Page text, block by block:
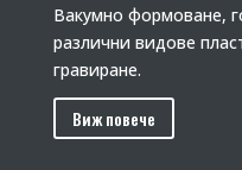
Вакумно формоване,
различни видове
гравиране.
Виж повече